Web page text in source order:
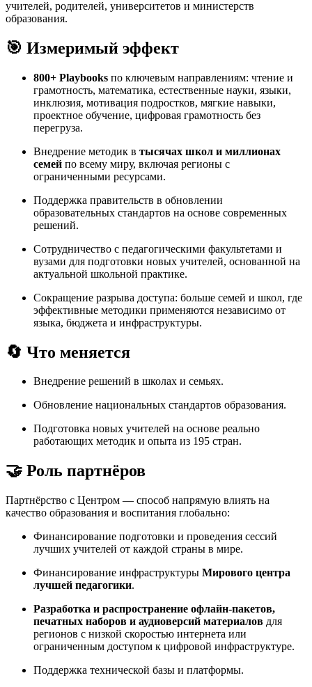
учителей, родителей, университетов и министерств
образования.
🎯 Измеримый эффект
800+ Playbooks по ключевым направлениям: чтение и
грамотность, математика, естественные науки, языки,
инклюзия, мотивация подростков, мягкие навыки,
проектное обучение, цифровая грамотность без
перегруза.
Внедрение методик в тысячах школ и миллионах
семей по всему миру, включая регионы с
ограниченными ресурсами.
Поддержка правительств в обновлении
образовательных стандартов на основе современных
решений.
Сотрудничество с педагогическими факультетами и
вузами для подготовки новых учителей, основанной на
актуальной школьной практике.
Сокращение разрыва доступа: больше семей и школ, где
эффективные методики применяются независимо от
языка, бюджета и инфраструктуры.
🔄 Что меняется
Внедрение решений в школах и семьях.
Обновление национальных стандартов образования.
Подготовка новых учителей на основе реально
работающих методик и опыта из 195 стран.
🤝 Роль партнёров
Партнёрство с Центром — способ напрямую влиять на
качество образования и воспитания глобально:
Финансирование подготовки и проведения сессий
лучших учителей от каждой страны в мире.
Финансирование инфраструктуры Мирового центра
лучшей педагогики.
Разработка и распространение офлайн-пакетов,
печатных наборов и аудиоверсий материалов для
регионов с низкой скоростью интернета или
ограниченным доступом к цифровой инфраструктуре.
Поддержка технической базы и платформы.